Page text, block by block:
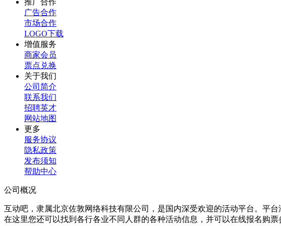
推广合作
广告合作
市场合作
LOGO下载
增值服务
商家会员
票点兑换
关于我们
公司简介
联系我们
招聘英才
网站地图
更多
服务协议
隐私政策
发布须知
帮助中心
公司概况
互动吧，隶属北京佐敦网络科技有限公司，是国内深受欢迎的活动平台。平
在这里您还可以找到各行各业不同人群的各种活动信息，并可以在线报名购